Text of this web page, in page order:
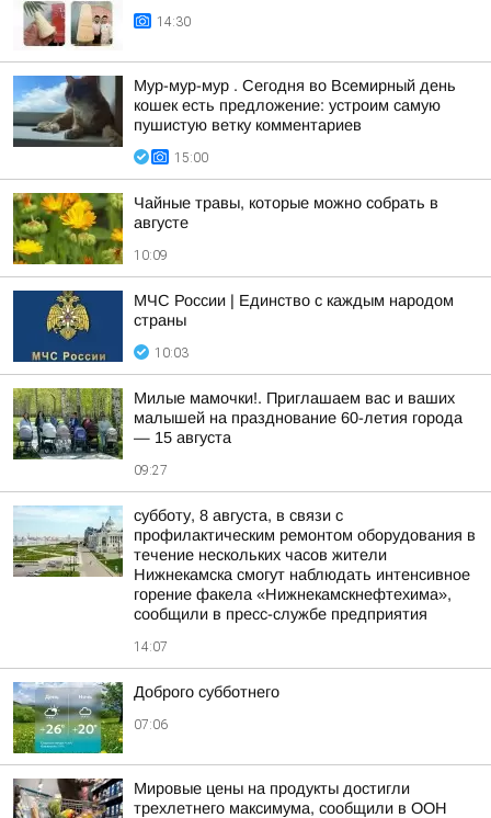
14:30
Мур-мур-мур . Сегодня во Всемирный день
кошек есть предложение: устроим самую
пушистую ветку комментариев
15:00
Чайные травы, которые можно собрать в
августе
10:09
МЧС России | Единство с каждым народом
страны
10:03
Милые мамочки!. Приглашаем вас и ваших
малышей на празднование 60-летия города
— 15 августа
09:27
субботу, 8 августа, в связи с
профилактическим ремонтом оборудования в
течение нескольких часов жители
Нижнекамска смогут наблюдать интенсивное
горение факела «Нижнекамскнефтехима»,
сообщили в пресс-службе предприятия
14:07
Доброго субботнего
07:06
Мировые цены на продукты достигли
трехлетнего максимума, сообщили в ООН